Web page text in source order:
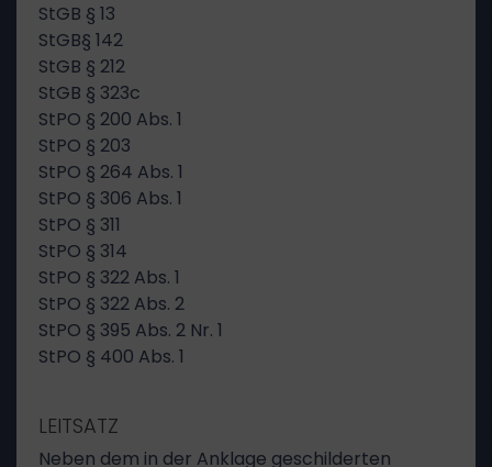
StGB § 13
StGB§ 142
StGB § 212
StGB § 323c
StPO § 200 Abs. 1
StPO § 203
StPO § 264 Abs. 1
StPO § 306 Abs. 1
StPO § 311
StPO § 314
StPO § 322 Abs. 1
StPO § 322 Abs. 2
StPO § 395 Abs. 2 Nr. 1
StPO § 400 Abs. 1
LEITSATZ
Neben dem in der Anklage geschilderten